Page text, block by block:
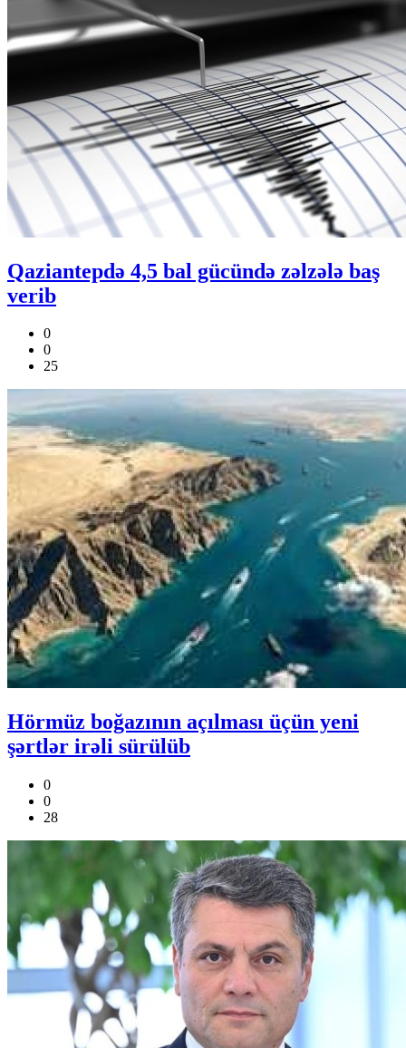
Qaziantepdə 4,5 bal gücündə zəlzələ baş
verib
0
0
25
Hörmüz boğazının açılması üçün yeni
şərtlər irəli sürülüb
0
0
28